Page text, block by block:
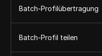
Batch-Profilübertragung
Batch-Profil teilen